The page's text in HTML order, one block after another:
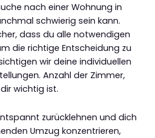
nach einer Wohnung in
schwierig sein kann.
dass du alle notwendigen
die richtige Entscheidung zu
wir deine individuellen
Anzahl der Zimmer,
wichtig ist.
zurücklehnen und dich
Umzug konzentrieren,